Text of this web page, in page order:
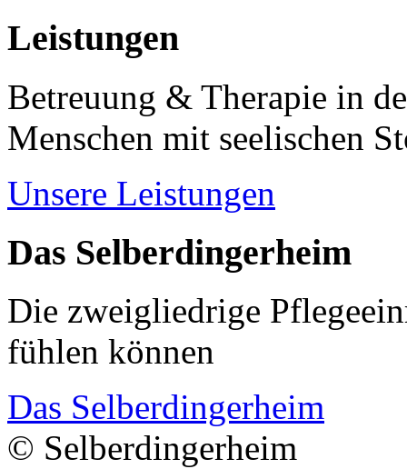
Leistungen
Betreuung & Therapie in
Menschen mit seelischen
Unsere Leistungen
Das Selberdingerheim
Die zweigliedrige
fühlen können
Das Selberdingerheim
© Selberdingerheim